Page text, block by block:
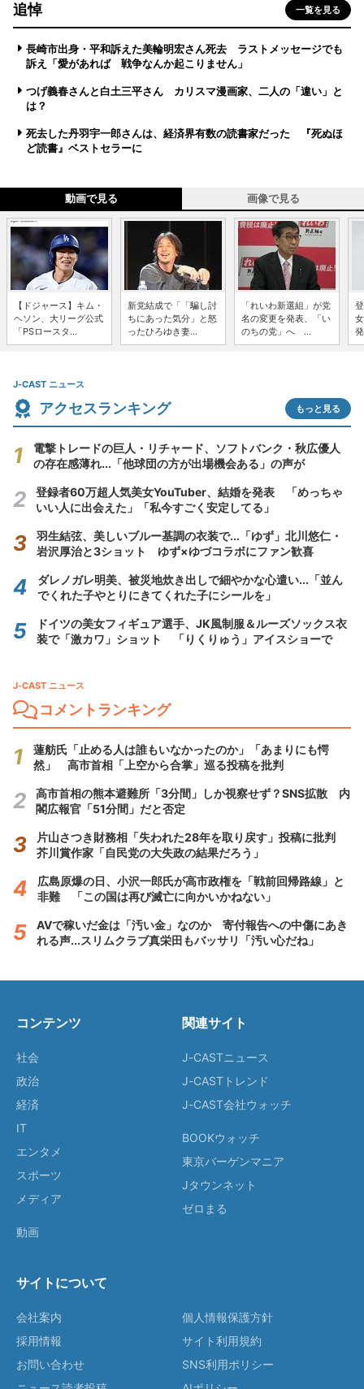
追悼 一覧を見る
長崎市出身・平和訴えた美輪明宏さん死去 ラストメッセージでも
訴え「愛があれば 戦争なんか起こりません」
つげ義春さんと白土三平さん カリスマ漫画家、二人の「違い」と
は？
死去した丹羽宇一郎さんは、経済界有数の読書家だった 『死ぬほ
ど読書』ベストセラーに
動画で見る 画像で見る
【ドジャース】キム・
ヘソン、大リーグ公式
「PSロースタ...
新党結成で「「騙し討
ちにあった気分」と怒
ったひろゆき妻...
「れいわ新選組」が党
名の変更を発表、「い
のちの党」へ ...
J-CAST ニュース
アクセスランキング もっと見る
電撃トレードの巨人・リチャード、ソフトバンク・秋広優人
の存在感薄れ...「他球団の方が出場機会ある」の声が
登録者60万超人気美女YouTuber、結婚を発表 「めっちゃ
いい人に出会えた」「私今すごく安定してる」
羽生結弦、美しいブルー基調の衣装で...「ゆず」北川悠仁・
岩沢厚治と3ショット ゆず×ゆづコラボにファン歓喜
ダレノガレ明美、被災地炊き出しで細やかな心遣い...「並ん
でくれた子やとりにきてくれた子にシールを」
ドイツの美女フィギュア選手、JK風制服＆ルーズソックス衣
装で「激カワ」ショット 「りくりゅう」アイスショーで
J-CAST ニュース
コメントランキング
蓮舫氏「止める人は誰もいなかったのか」「あまりにも愕
然」 高市首相「上空から合掌」巡る投稿を批判
高市首相の熊本避難所「3分間」しか視察せず？SNS拡散 内
閣広報官「51分間」だと否定
片山さつき財務相「失われた28年を取り戻す」投稿に批判
芥川賞作家「自民党の大失政の結果だろう」
広島原爆の日、小沢一郎氏が高市政権を「戦前回帰路線」と
非難 「この国は再び滅亡に向かいかねない」
AVで稼いだ金は「汚い金」なのか 寄付報告への中傷にあき
れる声...スリムクラブ真栄田もバッサリ「汚い心だね」
コンテンツ
社会
政治
経済
IT
エンタメ
スポーツ
メディア
動画
関連サイト
J-CASTニュース
J-CASTトレンド
J-CAST会社ウォッチ
BOOKウォッチ
東京バーゲンマニア
Jタウンネット
ゼロまる
サイトについて
会社案内
採用情報
お問い合わせ
個人情報保護方針
サイト利用規約
SNS利用ポリシー